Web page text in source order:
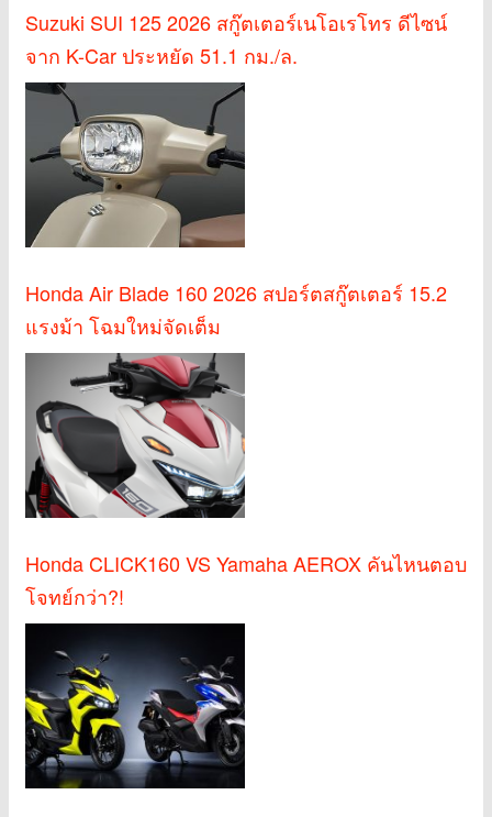
Suzuki SUI 125 2026 สกู๊ตเตอร์เนโอเรโทร ดีไซน์
จาก K-Car ประหยัด 51.1 กม./ล.
Honda Air Blade 160 2026 สปอร์ตสกู๊ตเตอร์ 15.2
แรงม้า โฉมใหม่จัดเต็ม
Honda CLICK160 VS Yamaha AEROX คันไหนตอบ
โจทย์กว่า?!